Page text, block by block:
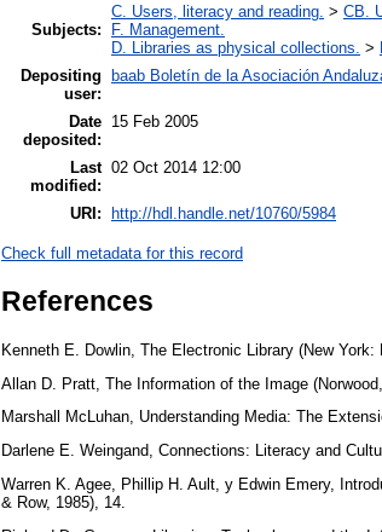
Subjects:
C. Users, literacy and reading. > CB.
F. Management.
D. Libraries as physical collections. >
Depositing
user:
baab Boletín de la Asociación
Date
deposited:
15 Feb 2005
Last
modified:
02 Oct 2014 12:00
URI: http://hdl.handle.net/10760/5984
Check full metadata for this record
References
Kenneth E. Dowlin, The Electronic Library (New York:
Allan D. Pratt, The Information of the Image
Marshall McLuhan, Understanding Media: The
Darlene E. Weingand, Connections: Literacy and
Warren K. Agee, Phillip H. Ault, y Edwin Emery,
& Row, 1985), 14.